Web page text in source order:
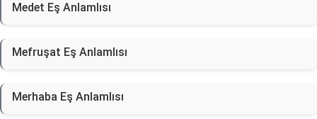
Medet Eş Anlamlısı
Mefruşat Eş Anlamlısı
Merhaba Eş Anlamlısı